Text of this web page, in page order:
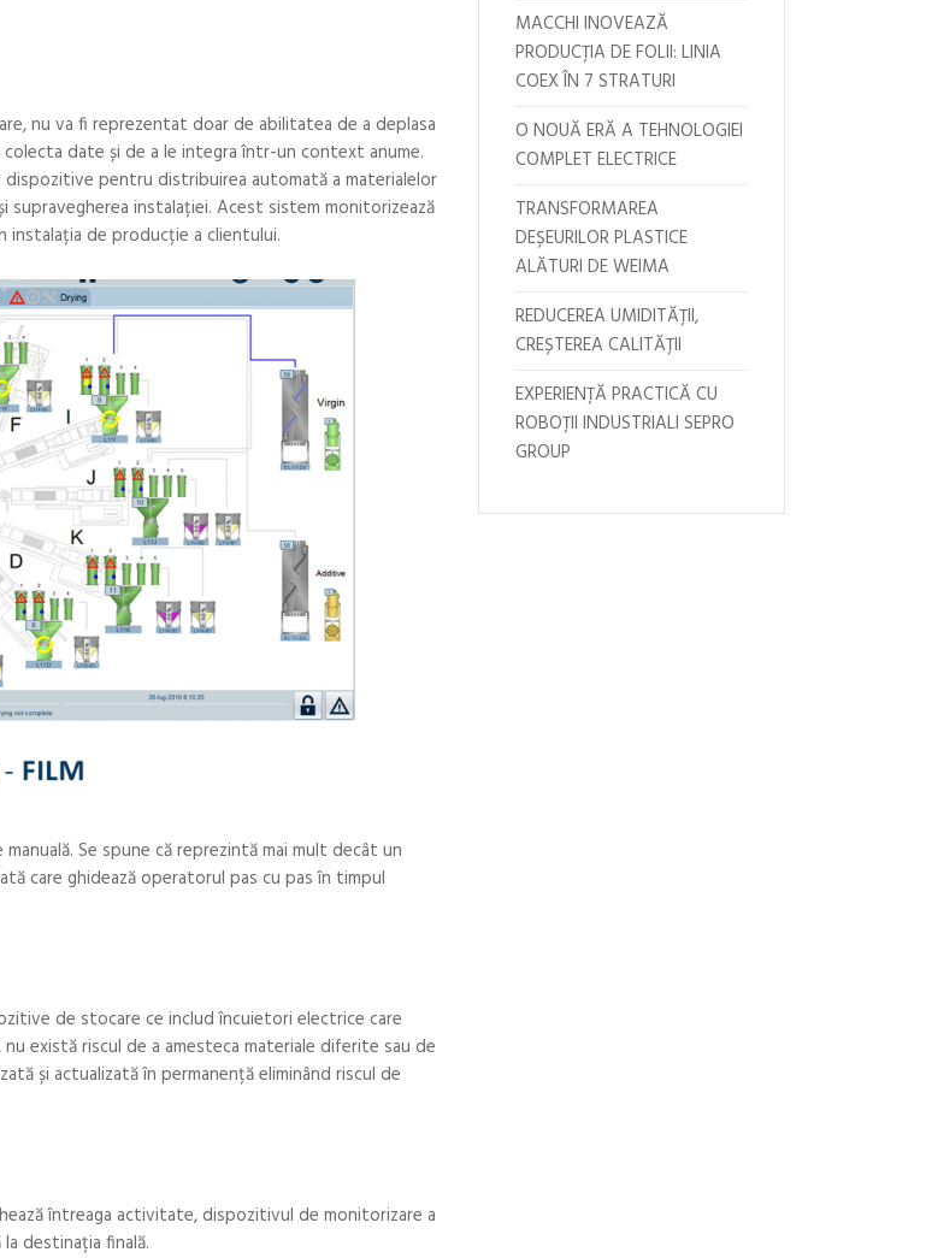
nu va fi reprezentat doar de abilitatea de a deplasa
date și de a le integra într-un context anume.
dispozitive pentru distribuirea automată a materialelor
supravegherea instalației. Acest sistem monitorizează
instalația de producție a clientului.
Se spune că reprezintă mai mult decât un
care ghidează operatorul pas cu pas în timpul
de stocare ce includ încuietori electrice care
există riscul de a amesteca materiale diferite sau de
și actualizată în permanență eliminând riscul de
întreaga activitate, dispozitivul de monitorizare a
destinația finală.
MACCHI INOVEAZĂ
PRODUCȚIA DE FOLII: LINIA
COEX ÎN 7 STRATURI
O NOUĂ ERĂ A TEHNOLOGIEI
COMPLET ELECTRICE
TRANSFORMAREA
DEȘEURILOR PLASTICE
ALĂTURI DE WEIMA
REDUCEREA UMIDITĂȚII,
CREȘTEREA CALITĂȚII
EXPERIENȚĂ PRACTICĂ CU
ROBOȚII INDUSTRIALI SEPRO
GROUP